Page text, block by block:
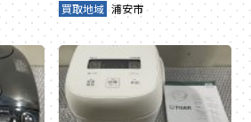
買取地域 浦安市